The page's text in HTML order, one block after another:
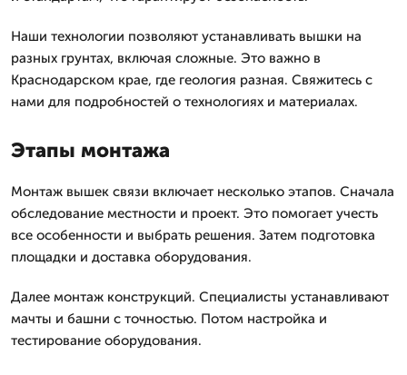
Наши технологии позволяют устанавливать вышки на
разных грунтах, включая сложные. Это важно в
Краснодарском крае, где геология разная. Свяжитесь с
нами для подробностей о технологиях и материалах.
Этапы монтажа
Монтаж вышек связи включает несколько этапов. Сначала
обследование местности и проект. Это помогает учесть
все особенности и выбрать решения. Затем подготовка
площадки и доставка оборудования.
Далее монтаж конструкций. Специалисты устанавливают
мачты и башни с точностью. Потом настройка и
тестирование оборудования.